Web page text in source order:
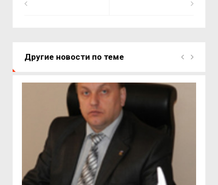
Другие новости по теме